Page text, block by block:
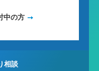
中の方
相談